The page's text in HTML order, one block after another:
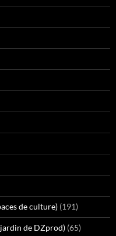
de culture) (191)
de DZprod) (65)